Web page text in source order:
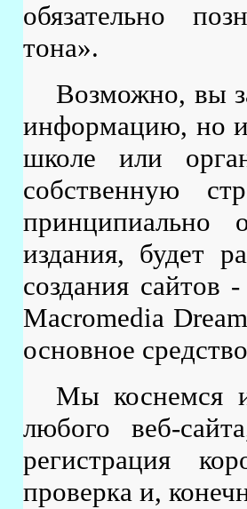
обязательно
тона».
Возможно, вы
информацию, но и
школе или
собственную
принципиально
издания, будет
создания сайтов
Macromedia
основное
Мы коснемся
любого веб-
регистрация
проверка и,